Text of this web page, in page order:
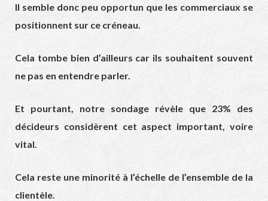
Il semble donc peu opportun que les commerciaux se
positionnent sur ce créneau.
Cela tombe bien d’ailleurs car ils souhaitent souvent
ne pas en entendre parler.
Et pourtant, notre sondage révèle que 23% des
décideurs considèrent cet aspect important, voire
vital.
Cela reste une minorité à l’échelle de l’ensemble de la
clientèle.